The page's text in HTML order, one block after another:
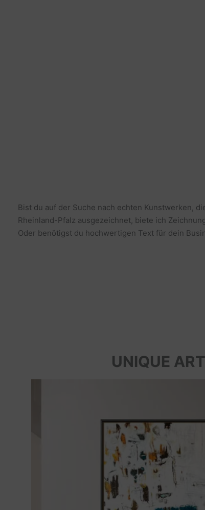
Bist du auf der Suche nach echten Kunstwerken,
Rheinland-Pfalz ausgezeichnet, biete ich
Oder benötigst du hochwertigen Text für dein
UNIQUE